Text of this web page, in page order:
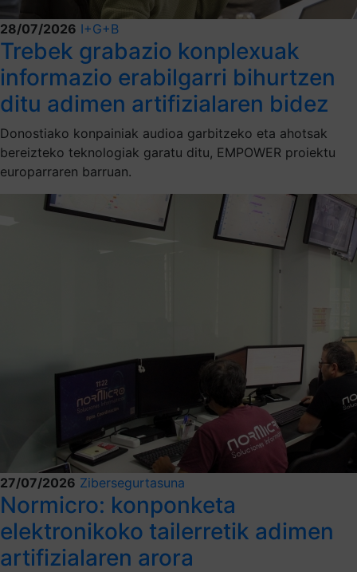
28/07/2026 I+G+B
Trebek grabazio konplexuak
informazio erabilgarri bihurtzen
ditu adimen artifizialaren bidez
Donostiako konpainiak audioa garbitzeko eta ahotsak
bereizteko teknologiak garatu ditu, EMPOWER proiektu
europarraren barruan.
27/07/2026 Zibersegurtasuna
Normicro: konponketa
elektronikoko tailerretik adimen
artifizialaren arora